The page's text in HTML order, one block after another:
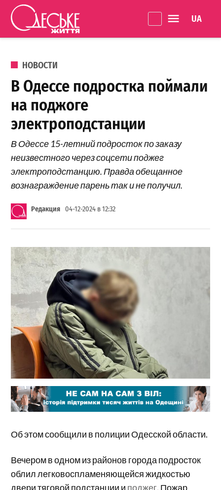
Перейти к содержанию
життя
ОПУБЛИКОВАНО В
НОВОСТИ
В Одессе подростка поймали
на поджоге
электроподстанции
В Одессе 15-летний подросток по заказу
неизвестного через соцсети поджег
электроподстанцию. Правда обещанное
вознаграждение парень так и не получил.
Редакция 04-12-2024 в 12:32
Об этом сообщили в полиции Одесской области.
Вечером в одном из районов города подросток
облил легковоспламеняющейся жидкостью
двери тяговой подстанции и поджег. Пожар